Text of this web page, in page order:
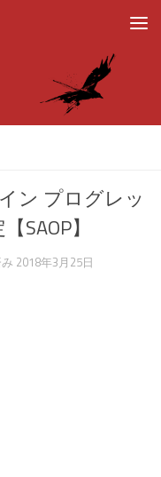
ン プログレッ
SAOP】
2018年3月25日